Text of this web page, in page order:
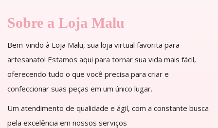
Sobre a Loja Malu
Bem-vindo à Loja Malu, sua loja virtual favorita para
artesanato! Estamos aqui para tornar sua vida mais fácil,
oferecendo tudo o que você precisa para criar e
confeccionar suas peças em um único lugar.
Um atendimento de qualidade e ágil, com a constante busca
pela excelência em nossos serviços